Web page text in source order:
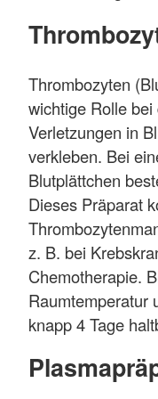
Thrombozyten
wichtige Rolle
Verletzungen in
verkleben. Bei
Blutplättchen
Dieses Präparat
z. B. bei
Chemotherapie.
Raumtemperatur
knapp 4 Tage